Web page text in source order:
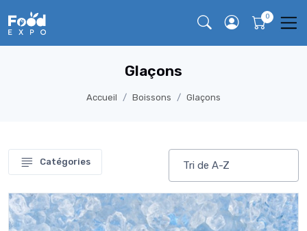
Glaçons
Accueil Boissons Glaçons
Catégories